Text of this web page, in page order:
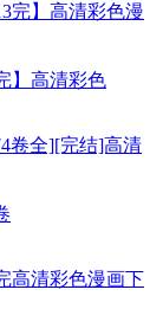
】高清彩色